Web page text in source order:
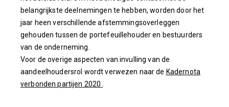
belangrijkste deelnemingen te hebben, worden door het
jaar heen verschillende afstemmingsoverleggen
gehouden tussen de portefeuillehouder en bestuurders
van de onderneming.
Voor de overige aspecten van invulling van de
aandeelhoudersrol wordt verwezen naar de Kadernota
verbonden partijen 2020.